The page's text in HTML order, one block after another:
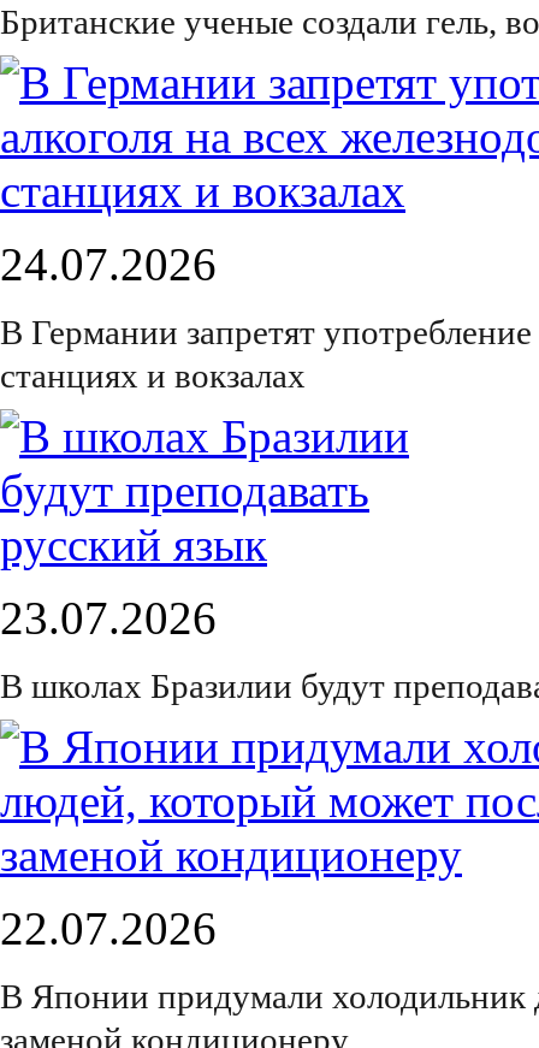
Британские ученые создали гель,
24.07.2026
В Германии запретят
станциях и вокзалах
23.07.2026
В школах Бразилии будут
22.07.2026
В Японии придумали
заменой кондиционеру